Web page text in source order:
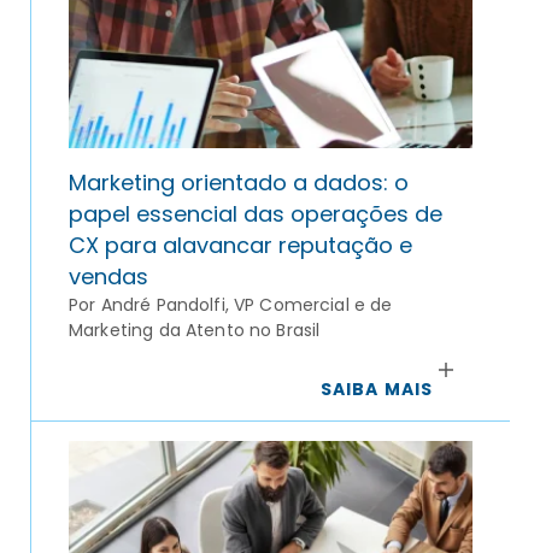
Marketing orientado a dados: o
papel essencial das operações de
CX para alavancar reputação e
vendas
Por André Pandolfi, VP Comercial e de
Marketing da Atento no Brasil
SAIBA MAIS